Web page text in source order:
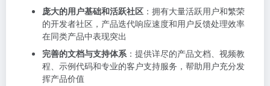
庞大的用户基础和活跃社区 ：拥有大量活跃用户和繁荣
的开发者社区，产品迭代响应速度和用户反馈处理效率
在同类产品中表现突出
完善的文档与支持体系 ：提供详尽的产品文档、视频教
程、示例代码和专业的客户支持服务，帮助用户充分发
挥产品价值